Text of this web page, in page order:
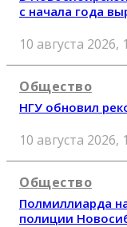
с начала года
10 августа 2026,
Общество
НГУ обновил
10 августа 2026,
Общество
Полмиллиарда
полиции